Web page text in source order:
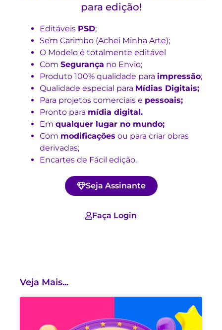
para edição!
Editáveis PSD;
Sem Carimbo (Achei Minha Arte);
O Modelo é totalmente editável
Com Segurança no Envio;
Produto 100% qualidade para impressão;
Qualidade especial para Mídias Digitais;
Para projetos comerciais e pessoais;
Pronto para mídia digital.
Em qualquer lugar no mundo;
Com modificações ou para criar obras
derivadas;
Encartes de Fácil edição.
Seja Assinante
Faça Login
Veja Mais...